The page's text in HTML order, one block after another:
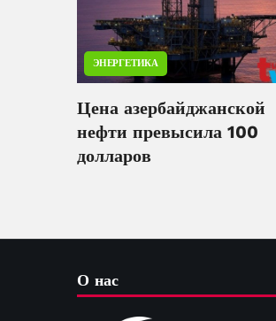
ЭНЕРГЕТИКА
Цена азербайджанской
нефти превысила 100
долларов
О нас